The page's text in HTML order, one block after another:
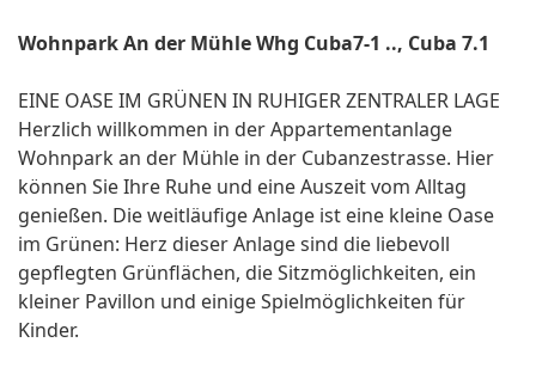
Wohnpark An der Mühle Whg Cuba7-1 .., Cuba 7.1
EINE OASE IM GRÜNEN IN RUHIGER ZENTRALER LAGE
Herzlich willkommen in der Appartementanlage
Wohnpark an der Mühle in der Cubanzestrasse. Hier
können Sie Ihre Ruhe und eine Auszeit vom Alltag
genießen. Die weitläufige Anlage ist eine kleine Oase
im Grünen: Herz dieser Anlage sind die liebevoll
gepflegten Grünflächen, die Sitzmöglichkeiten, ein
kleiner Pavillon und einige Spielmöglichkeiten für
Kinder.